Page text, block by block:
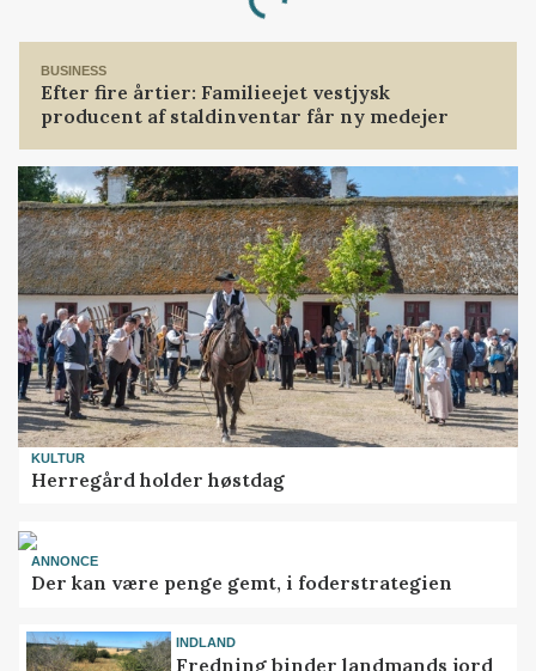
Loading...
BUSINESS
Efter fire årtier: Familieejet vestjysk
producent af staldinventar får ny medejer
KULTUR
Herregård holder høstdag
ANNONCE
Der kan være penge gemt, i foderstrategien
INDLAND
Fredning binder landmands jord